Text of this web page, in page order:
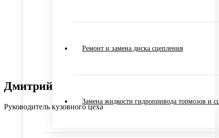
Ремонт и замена диска сцепления
Замена жидкости гидропривода тормозов и
Дмитрий
Руководитель кузовного цеха